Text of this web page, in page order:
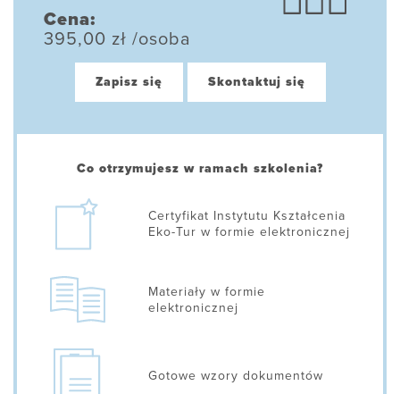
Cena:
395,00 zł /osoba
Zapisz się Skontaktuj się
Co otrzymujesz w ramach szkolenia?
Certyfikat Instytutu Kształcenia
Eko-Tur w formie elektronicznej
Materiały w formie
elektronicznej
Gotowe wzory dokumentów